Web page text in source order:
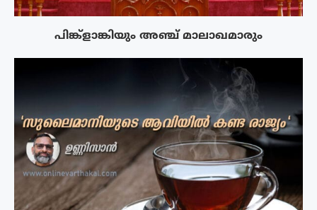
പിങ്ക്ളാങ്കിയും അഞ്ച് മാലാഖമാരും